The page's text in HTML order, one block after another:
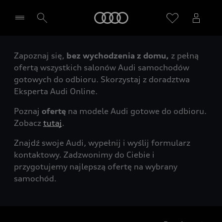
Wybierz Twojego Partnera Audi
Zapoznaj się, bez wychodzenia z domu, z pełną
ofertą wszystkich salonów Audi samochodów
gotowych do odbioru. Skorzystaj z doradztwa
Eksperta Audi Online.
Poznaj ofertę na modele Audi gotowe do odbioru.
Zobacz tutaj.
Znajdź swoje Audi, wypełnij i wyślij formularz
kontaktowy. Zadzwonimy do Ciebie i
przygotujemy najlepszą ofertę na wybrany
samochód.